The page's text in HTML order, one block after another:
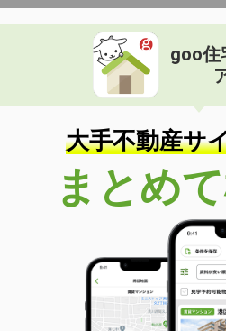
goo住
大手不動産サ
まとめ